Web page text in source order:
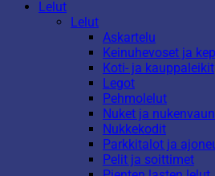
Lelut
Lelut
Askartelu
Keinuhevoset ja
Koti- ja kauppaleikit
Legot
Pehmolelut
Nuket ja
Nukkekodit
Parkkitalot ja
Pelit ja soittimet